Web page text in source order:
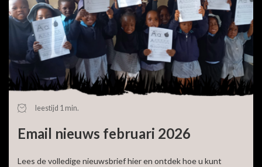
leestijd 1 min.
Email nieuws februari 2026
Lees de volledige nieuwsbrief hier en ontdek hoe u kunt